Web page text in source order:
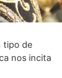
tipo de
nos incita